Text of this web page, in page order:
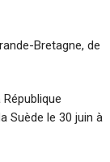
Bretagne, de
Suède le 30 juin à